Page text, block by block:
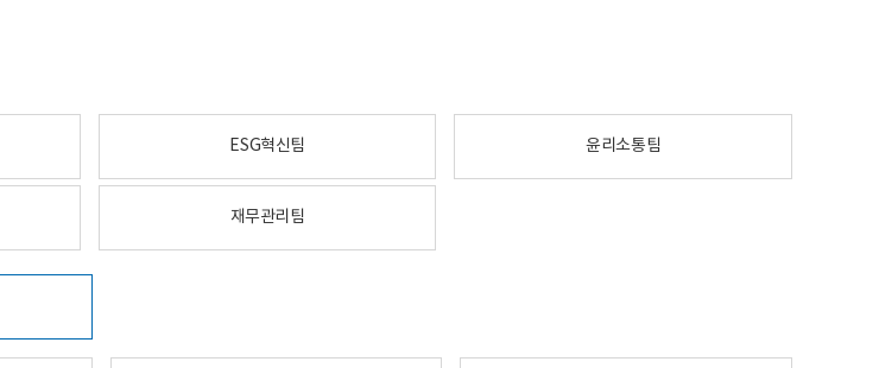
ESG혁신팀 윤리소통팀
재무관리팀